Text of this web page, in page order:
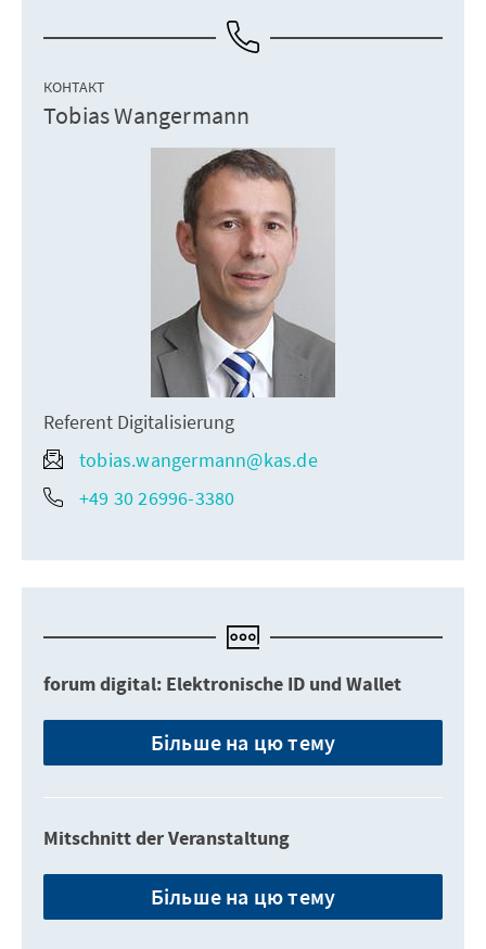
КОНТАКТ
Tobias Wangermann
Referent Digitalisierung
tobias.wangermann@kas.de
+49 30 26996-3380
forum digital: Elektronische ID und Wallet
Більше на цю тему
Mitschnitt der Veranstaltung
Більше на цю тему